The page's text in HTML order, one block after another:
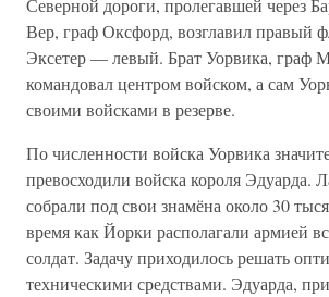
Северной дороги, пролегавшей через
Вер, граф Оксфорд, возглавил правый
Эксетер — левый. Брат Уорвика, граф
командовал центром войском, а сам
своими войсками в резерве.
По численности войска Уорвика
превосходили войска короля Эдуарда.
собрали под свои знамёна около 30
время как Йорки располагали армией
солдат. Задачу приходилось решать
техническими средствами. Эдуарда,